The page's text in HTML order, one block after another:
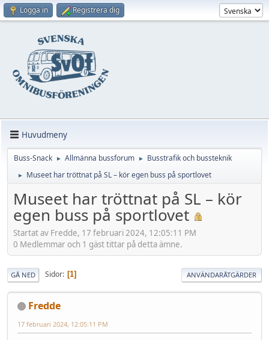
Logga in Registrera dig
Huvudmeny
Buss-Snack ► Allmänna bussforum ► Busstrafik och bussteknik
► Museet har tröttnat på SL – kör egen buss på sportlovet
Museet har tröttnat på SL – kör
egen buss på sportlovet
Startat av Fredde, 17 februari 2024, 12:05:11 PM
0 Medlemmar och 1 gäst tittar på detta ämne.
GÅ NED Sidor 1 ANVÄNDARÅTGÄRDER
Fredde
17 februari 2024, 12:05:11 PM